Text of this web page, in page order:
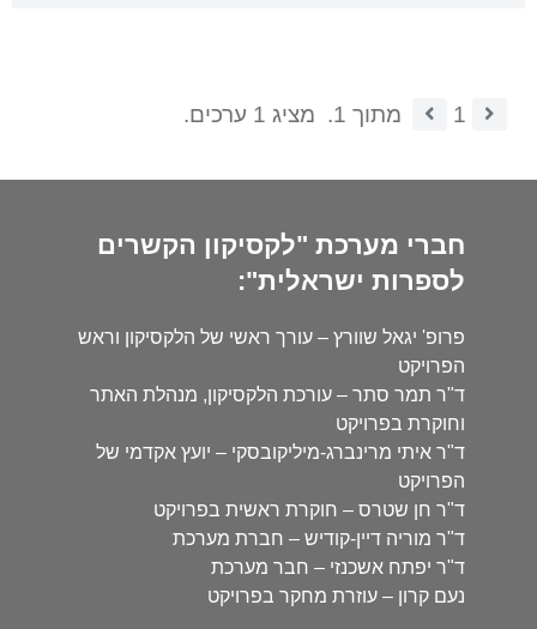
1 מתוך 1. מציג 1 ערכים.
חברי מערכת "לקסיקון הקשרים
לספרות ישראלית":
פרופ' יגאל שוורץ – עורך ראשי של הלקסיקון וראש
הפרויקט
ד"ר תמר סתר – עורכת הלקסיקון, מנהלת האתר
וחוקרת בפרויקט
ד"ר איתי מרינברג-מיליקובסקי – יועץ אקדמי של
הפרויקט
ד"ר חן שטרס – חוקרת ראשית בפרויקט
ד"ר מוריה דיין-קודיש – חברת מערכת
ד"ר יפתח אשכנזי – חבר מערכת
נעם קרון – עוזרת מחקר בפרויקט